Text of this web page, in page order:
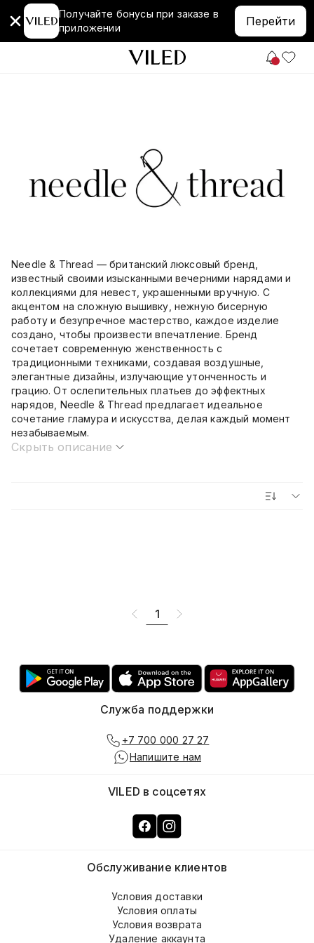
Получайте бонусы при заказе в
приложении
Перейти
Needle & Thread — британский люксовый бренд,
известный своими изысканными вечерними нарядами и
коллекциями для невест, украшенными вручную. С
акцентом на сложную вышивку, нежную бисерную
работу и безупречное мастерство, каждое изделие
создано, чтобы произвести впечатление. Бренд
сочетает современную женственность с
традиционными техниками, создавая воздушные,
элегантные дизайны, излучающие утонченность и
грацию. От ослепительных платьев до эффектных
нарядов, Needle & Thread предлагает идеальное
сочетание гламура и искусства, делая каждый момент
незабываемым.
Скрыть описание
1
Обслуживание клиентов
Условия доставки
Условия оплаты
Условия возврата
Удаление аккаунта
VILED в соцсетях
Служба поддержки
+7 700 000 27 27
Напишите нам